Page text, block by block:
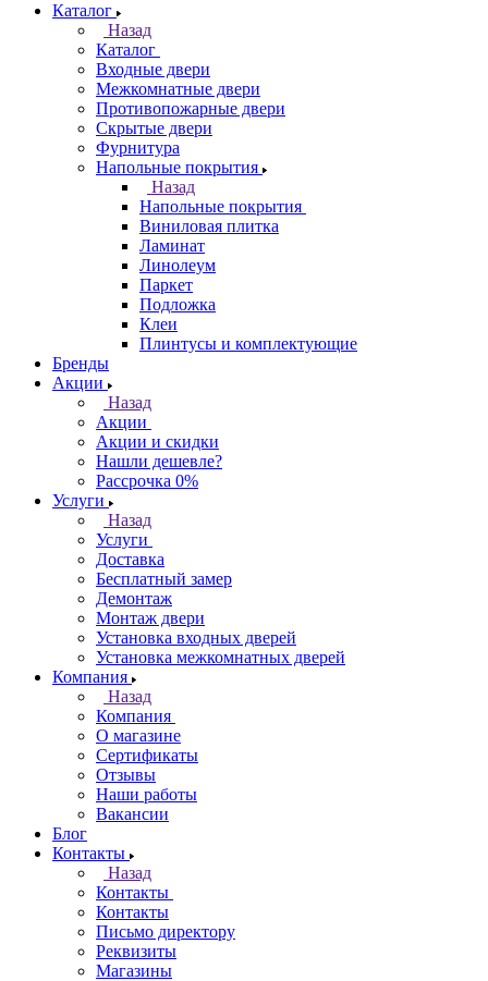
Каталог
Назад
Каталог
Входные двери
Межкомнатные двери
Противопожарные двери
Скрытые двери
Фурнитура
Напольные покрытия
Назад
Напольные покрытия
Виниловая плитка
Ламинат
Линолеум
Паркет
Подложка
Клеи
Плинтусы и комплектующие
Бренды
Акции
Назад
Акции
Акции и скидки
Нашли дешевле?
Рассрочка 0%
Услуги
Назад
Услуги
Доставка
Бесплатный замер
Демонтаж
Монтаж двери
Установка входных дверей
Установка межкомнатных дверей
Компания
Назад
Компания
О магазине
Сертификаты
Отзывы
Наши работы
Вакансии
Блог
Контакты
Назад
Контакты
Контакты
Письмо директору
Реквизиты
Магазины